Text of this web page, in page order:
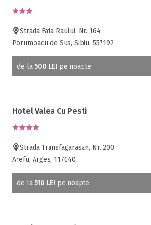
Strada Fata Raului, Nr. 164
Porumbacu de Sus, Sibiu, 557192
de la 500 LEI pe noapte
Hotel Valea Cu Pesti
Strada Transfagarasan, Nr. 200
Arefu, Arges, 117040
de la 510 LEI pe noapte